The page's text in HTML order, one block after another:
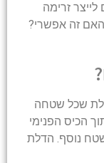
זרימה
זה אפשרי?
שכל שטחה
הכיס הפנימי
נוסף. הדלת